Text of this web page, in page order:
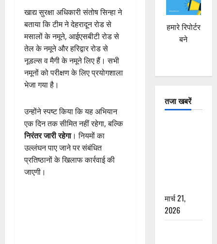
खाद्य सुरक्षा अधिकारी संतोष सिन्हा ने
बताया कि टीम ने देहरादून रोड से
मसालों के नमूने, आईएसबीटी रोड से
तेल के नमूने और हरिद्वार रोड से
नूडल्स व मैगी के नमूने लिए हैं। सभी
नमूनों को परीक्षण के लिए प्रयोगशाला
भेजा गया है।
उन्होंने स्पष्ट किया कि यह अभियान
एक दिन तक सीमित नहीं रहेगा, बल्कि
निरंतर जारी रहेगा। नियमों का
उल्लंघन पाए जाने पर संबंधित
प्रतिष्ठानों के खिलाफ कार्रवाई की
जाएगी।
हमारे रिपोर्टर
बने
तजा खबरें
मार्च 21,
2026